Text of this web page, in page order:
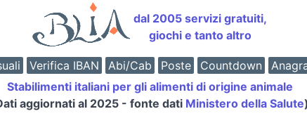
dal 2005 servizi gratuiti,
giochi e tanto altro
Verifica IBAN Abi/Cab Poste Countdown
Stabilimenti italiani per gli alimenti di origine animale
aggiornati al 2025 - fonte dati Ministero della Salute)